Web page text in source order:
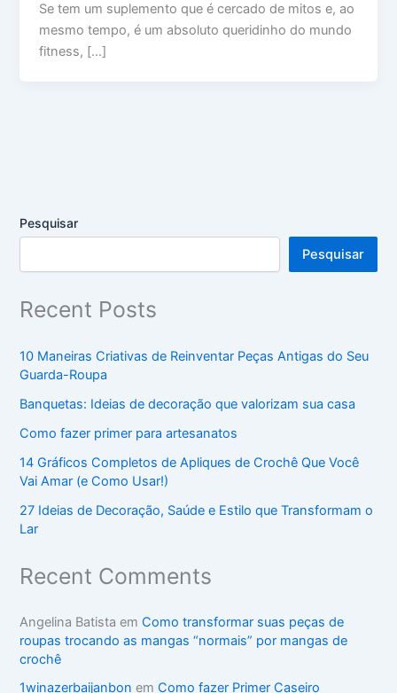
Se tem um suplemento que é cercado de mitos e, ao
mesmo tempo, é um absoluto queridinho do mundo
fitness, […]
Pesquisar
Pesquisar
Recent Posts
10 Maneiras Criativas de Reinventar Peças Antigas do Seu
Guarda-Roupa
Banquetas: Ideias de decoração que valorizam sua casa
Como fazer primer para artesanatos
14 Gráficos Completos de Apliques de Crochê Que Você
Vai Amar (e Como Usar!)
27 Ideias de Decoração, Saúde e Estilo que Transformam o
Lar
Recent Comments
Angelina Batista em Como transformar suas peças de
roupas trocando as mangas “normais” por mangas de
crochê
1winazerbaijanbon em Como fazer Primer Caseiro